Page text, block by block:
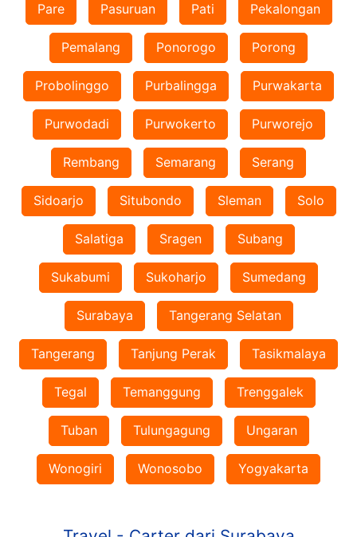
Pare Pasuruan Pati Pekalongan
Pemalang Ponorogo Porong
Probolinggo Purbalingga Purwakarta
Purwodadi Purwokerto Purworejo
Rembang Semarang Serang
Sidoarjo Situbondo Sleman Solo
Salatiga Sragen Subang
Sukabumi Sukoharjo Sumedang
Surabaya Tangerang Selatan
Tangerang Tanjung Perak Tasikmalaya
Tegal Temanggung Trenggalek
Tuban Tulungagung Ungaran
Wonogiri Wonosobo Yogyakarta